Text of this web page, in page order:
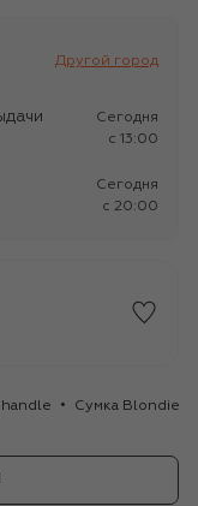
Другой город
Сегодня
c 13:00
Сегодня
c 20:00
Сумка Blondie